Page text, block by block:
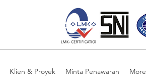
Klien & Proyek Minta Penawaran More